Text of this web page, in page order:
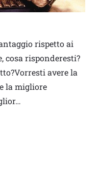
rispetto ai
cosa risponderesti?
avere la
la migliore